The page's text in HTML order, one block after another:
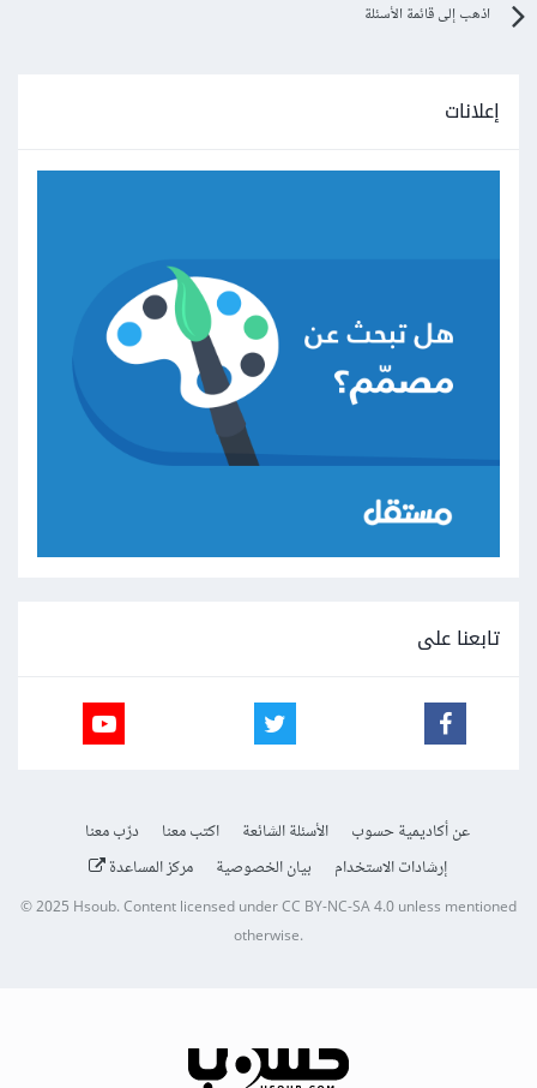
اذهب إلى قائمة الأسئلة
إعلانات
تابعنا على
عن أكاديمية حسوب الأسئلة الشائعة اكتب معنا
درّب معنا
إرشادات الاستخدام
بيان الخصوصية مركز المساعدة
© 2025Hsoub.Content licensed underCC BY-NC-SA 4.0unless mentioned
otherwise.